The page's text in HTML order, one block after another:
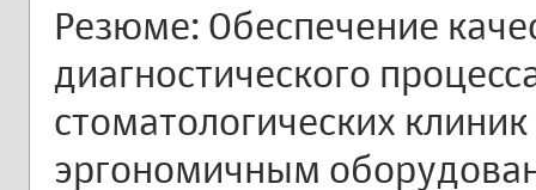
Резюме: Обеспечение
диагностического
стоматологических
эргономичным